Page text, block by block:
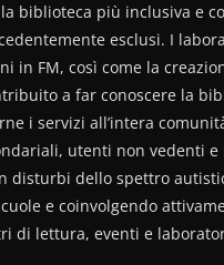
biblioteca più inclusiva e
esclusi. I
in FM, così come la
a far conoscere la
i servizi all’intera
utenti non vedenti
disturbi dello spettro
e coinvolgendo
di lettura, eventi e